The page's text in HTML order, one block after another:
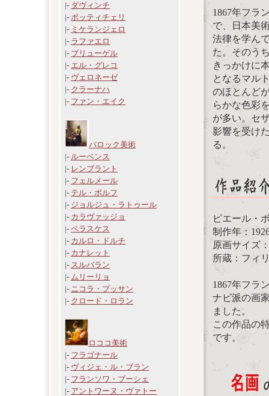
|- ダヴィンチ
|- ボッティチェリ
|- ミケランジェロ
|- ラファエロ
|- ブリューゲル
|- エル・グレコ
|- ヴェロネーゼ
|- クラーナハ
|- ファン・エイク
バロック美術
|- ルーベンス
|- レンブラント
|- フェルメール
|- テル・ボルフ
|- ジョルジュ・ラトゥール
|- カラヴァッジョ
|- ベラスケス
|- カルロ・ドルチ
|- カナレット
|- スルバラン
|- ムリーリョ
|- ニコラ・プッサン
|- クロード・ロラン
ロココ美術
|- フラゴナール
|- ヴィジェ・ル・ブラン
|- フランソワ・ブーシェ
|- アントワーヌ・ヴァトー
1867年フラ
で、日本美
法律を学ん
た。そのう
きっかけに
となるマル
のほとんど
らかな色彩
が多い。セ
影響を受け
る。
ピエール・
制作年：
原画サイズ
所蔵：フィ
1867年フラ
ナビ派の画
ました。
この作品の
です。